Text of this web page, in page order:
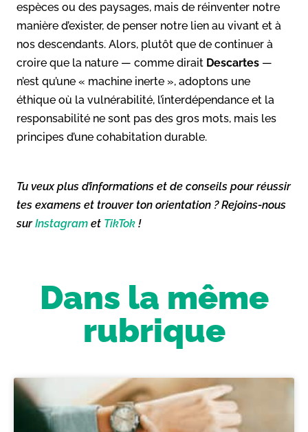
espèces ou des paysages, mais de réinventer notre
manière d’exister, de penser notre lien au vivant et à
nos descendants. Alors, plutôt que de continuer à
croire que la nature ­­— comme dirait Descartes —
n’est qu’une « machine inerte », adoptons une
éthique où la vulnérabilité, l’interdépendance et la
responsabilité ne sont pas des gros mots, mais les
principes d’une cohabitation durable.
Tu veux plus d’informations et de conseils pour réussir
tes examens et trouver ton orientation ? Rejoins-nous
surInstagram et TikTok !
Dans la même
rubrique